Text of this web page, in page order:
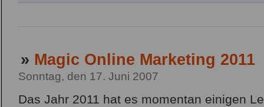
» Magic Online Marketing 2011
Sonntag, den 17. Juni 2007
Das Jahr 2011 hat es momentan einigen